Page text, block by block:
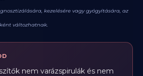
kezelésére vagy gyógyítására, az
változhatnak.
nem varázspirulák és nem